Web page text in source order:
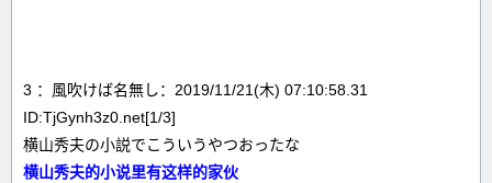
3 ：風吹けば名無し：2019/11/21(木) 07:10:58.31
ID:TjGynh3z0.net[1/3]
横山秀夫の小説でこういうやつおったな
横山秀夫的小说里有这样的家伙